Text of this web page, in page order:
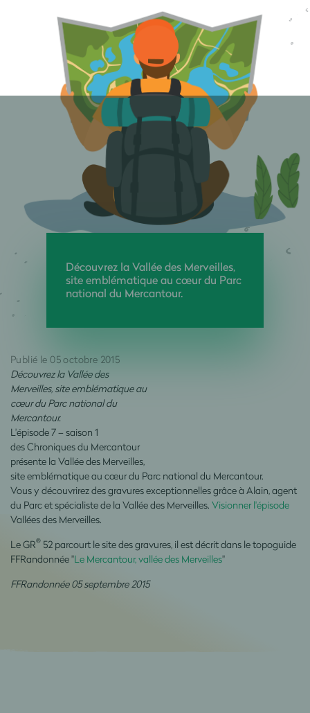
Découvrez la Vallée des Merveilles,
site emblématique au cœur du Parc
national du Mercantour.
Publié le 05 octobre 2015
Découvrez la Vallée des
Merveilles, site emblématique au
cœur du Parc national du
Mercantour.
L'épisode 7 – saison 1
des Chroniques du Mercantour
présente la Vallée des Merveilles,
site emblématique au cœur du Parc national du Mercantour.
Vous y découvrirez des gravures exceptionnelles grâce à Alain, agent
du Parc et spécialiste de la Vallée des Merveilles. Visionner l'épisode
Vallées des Merveilles.
Le GR® 52 parcourt le site des gravures, il est décrit dans le topoguide
FFRandonnée "Le Mercantour, vallée des Merveilles"
FFRandonnée 05 septembre 2015